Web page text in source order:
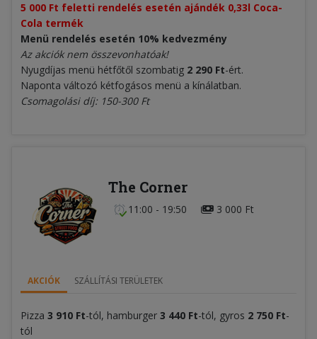
5 000 Ft feletti rendelés esetén ajándék 0,33l Coca-
Cola termék
Menü rendelés esetén 10% kedvezmény
Az akciók nem összevonhatóak!
Nyugdíjas menü hétfőtől szombatig 2 290 Ft-ért.
Naponta változó kétfogásos menü a kínálatban.
Csomagolási díj: 150-300 Ft
The Corner
11:00 - 19:50 3 000 Ft
AKCIÓK SZÁLLÍTÁSI TERÜLETEK
Pizza 3 910 Ft-tól, hamburger 3 440 Ft-tól, gyros 2 750 Ft-
tól